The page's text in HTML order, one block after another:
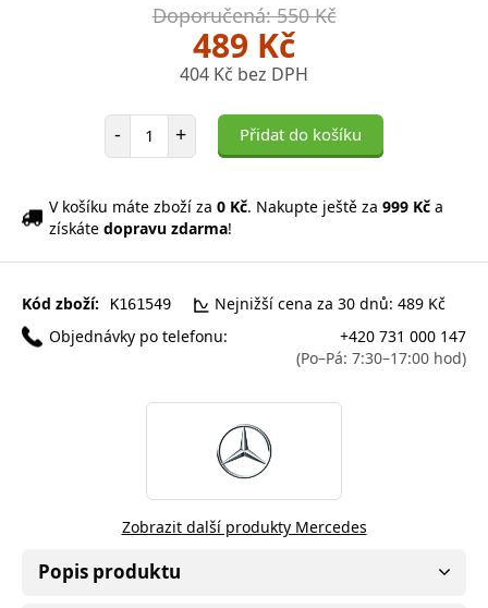
Doporučená: 550 Kč
489 Kč
404 Kč bez DPH
- Počet položek
+ Přidat do košíku
V košíku máte zboží za 0 Kč. Nakupte ještě za 999 Kč a
získáte dopravu zdarma!
Kód zboží: K161549
Nejnižší cena za 30 dnů: 489 Kč
Objednávky po telefonu:
+420 731 000 147
(Po–Pá: 7:30–17:00 hod)
Zobrazit další produkty Mercedes
Popis produktu